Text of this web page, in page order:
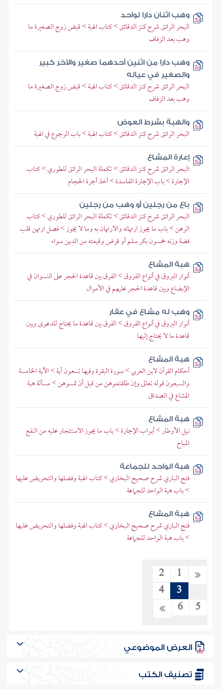
وهب اثنان دارا لواحد
البحر الرائق شرح كنز الدقائق > كتاب الهبة > قبض زوج الصغيرة ما
وهب بعد الزفاف
وهب دارا من اثنين أحدهما صغير والآخر كبير
والصغير في عياله
البحر الرائق شرح كنز الدقائق > كتاب الهبة > قبض زوج الصغيرة ما
وهب بعد الزفاف
والهبة بشرط العوض
البحر الرائق شرح كنز الدقائق > كتاب الهبة > باب الرجوع في الهبة
إعارة المشاع
البحر الرائق شرح كنز الدقائق > تكملة البحر الرائق للطوري > كتاب
الإجارة > باب الإجارة الفاسدة > أخذ أجرة الحجام
باع من رجلين أو وهب من رجلين
البحر الرائق شرح كنز الدقائق > تكملة البحر الرائق للطوري > كتاب
الرهن > باب ما يجوز ارتهانه والارتهان به وما لا يجوز > فصل ارتهن قلب
فضة وزنه خمسون بكر سلم أو قرض وقيمته من الدين سواء
هبة المشاع
أنوار البروق في أنواع الفروق > الفرق بين قاعدة الحجر على النسوان في
الإبضاع وبين قاعدة الحجر عليهم في الأموال
وهب له مشاع في عقار
أنوار البروق في أنواع الفروق > الفرق بين قاعدة ما يحتاج للدعوى وبين
قاعدة ما لا يحتاج إليها
هبة المشاع
أحكام القرآن لابن العربي > سورة البقرة وفيها تسعون آية > الآية الخامسة
والسبعون قوله تعالى وإن طلقتموهن من قبل أن تمسوهن > مسألة هبة
المشاع في الصداق
هبة المشاع
نيل الأوطار > أبواب الإجارة > باب ما يجوز الاستئجار عليه من النفع
المباح
هبة الواحد للجماعة
فتح الباري شرح صحيح البخاري > كتاب الهبة وفضلها والتحريض عليها
> باب هبة الواحد للجماعة
هبة المشاع
فتح الباري شرح صحيح البخاري > كتاب الهبة وفضلها والتحريض عليها
> باب هبة الواحد للجماعة
1
2
3
4
5
6
العرض الموضوعي
تصنيف الكتب